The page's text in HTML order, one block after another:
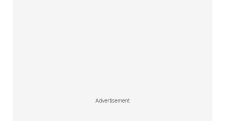
Advertisement